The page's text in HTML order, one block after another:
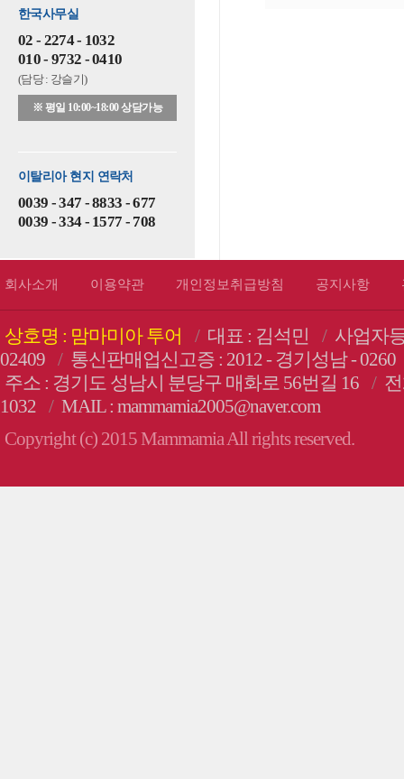
한국사무실
02 - 2274 - 1032
010 - 9732 - 0410
(담당 : 강슬기)
※ 평일 10:00~18:00 상담가능
이탈리아 현지 연락처
0039 - 347 - 8833 - 677
0039 - 334 - 1577 - 708
회사소개 이용약관 개인정보취급방침 공지사항
상호명 : 맘마미아 투어 / 대표 : 김석민 / 사업자
02409
/ 통신판매업신고증 : 2012 - 경기성남 - 0260
주소 : 경기도 성남시 분당구 매화로 56번길 16
/
1032
/ MAIL : mammamia2005@naver.com
Copyright (c) 2015 Mammamia All rights reserved.